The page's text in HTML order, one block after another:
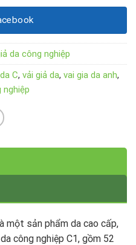
da công nghiệp
C, vải giả da, vai gia da anh,
nghiệp
một sản phẩm da cao cấp,
công nghiệp C1, gồm 52